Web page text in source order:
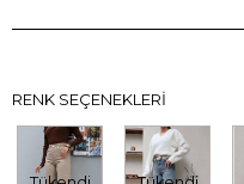
RENK SEÇENEKLERI